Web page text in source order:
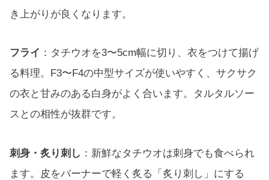
き上がりが良くなります。
フライ ：タチウオを3〜5cm幅に切り、衣をつけて揚げ
る料理。F3〜F4の中型サイズが使いやすく、サクサク
の衣と甘みのある白身がよく合います。タルタルソー
スとの相性が抜群です。
刺身・炙り刺し ：新鮮なタチウオは刺身でも食べられ
ます。皮をバーナーで軽く炙る「炙り刺し」にする